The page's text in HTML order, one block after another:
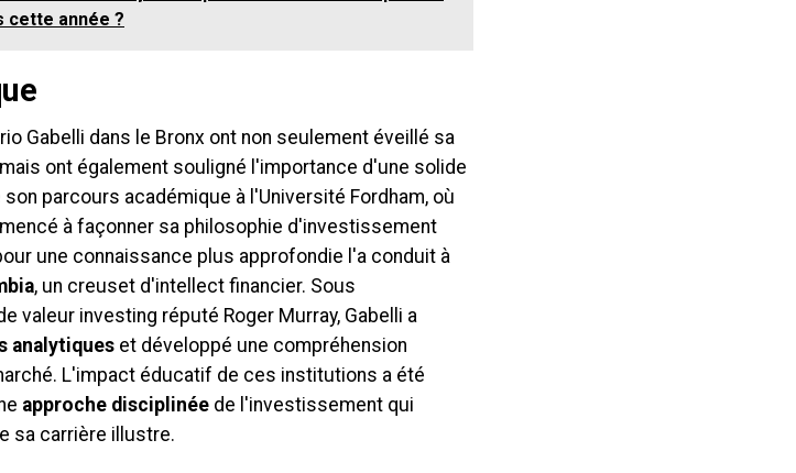
cette année ?
Gabelli dans le Bronx ont non seulement éveillé sa
ont également souligné l'importance d'une solide
parcours académique à l'Université Fordham, où
à façonner sa philosophie d'investissement
une connaissance plus approfondie l'a conduit à
, un creuset d'intellect financier. Sous
valeur investing réputé Roger Murray, Gabelli a
analytiques et développé une compréhension
L'impact éducatif de ces institutions a été
approche disciplinée de l'investissement qui
sa carrière illustre.